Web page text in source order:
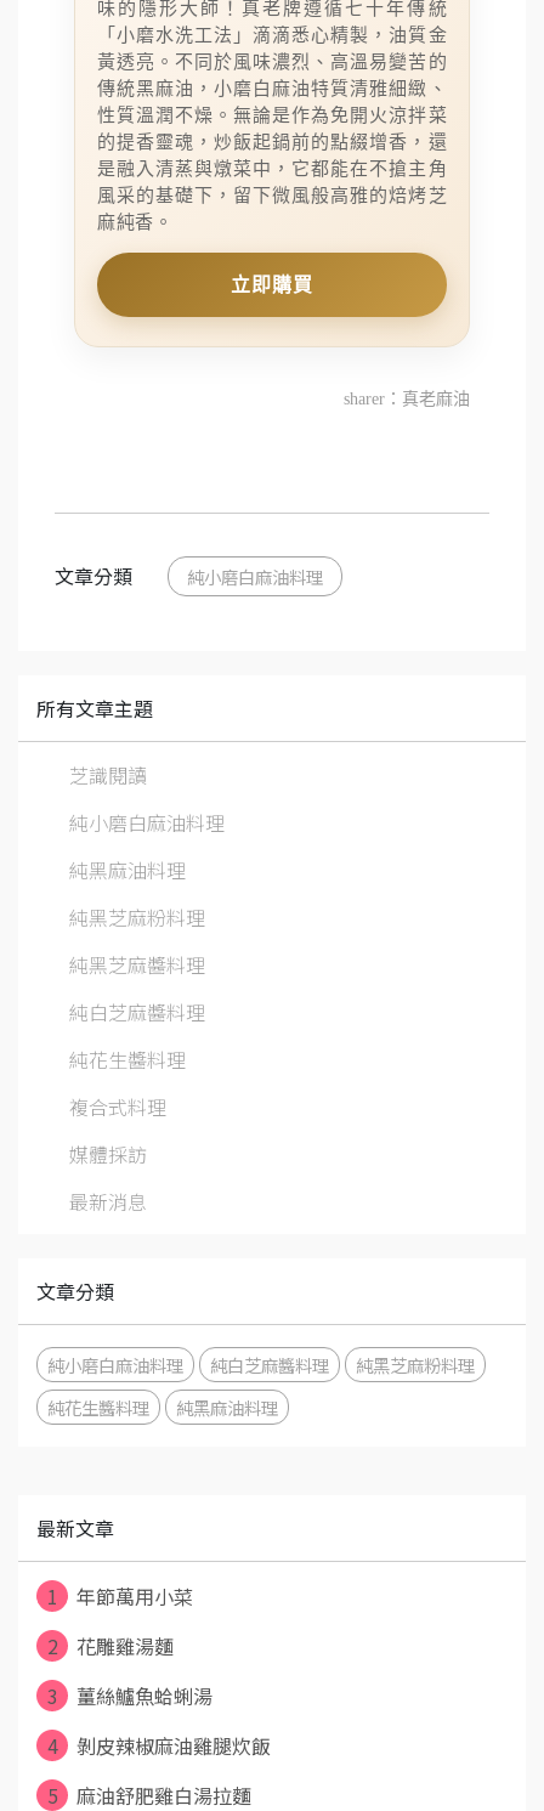
味的隱形大師！真老牌遵循七十年傳統
「小磨水洗工法」滴滴悉心精製，油質金
黃透亮。不同於風味濃烈、高溫易變苦的
傳統黑麻油，小磨白麻油特質清雅細緻、
性質溫潤不燥。無論是作為免開火涼拌菜
的提香靈魂，炒飯起鍋前的點綴增香，還
是融入清蒸與燉菜中，它都能在不搶主角
風采的基礎下，留下微風般高雅的焙烤芝
麻純香。
立即購買
sharer：真老麻油
文章分類 純小磨白麻油料理
所有文章主題
芝識閱讀
純小磨白麻油料理
純黑麻油料理
純黑芝麻粉料理
純黑芝麻醬料理
純白芝麻醬料理
純花生醬料理
複合式料理
媒體採訪
最新消息
文章分類
純小磨白麻油料理 純白芝麻醬料理
純黑芝麻粉料理
純花生醬料理
純黑麻油料理
最新文章
1
年節萬用小菜
2
花雕雞湯麵
3
薑絲鱸魚蛤蜊湯
4
剝皮辣椒麻油雞腿炊飯
5
麻油舒肥雞白湯拉麵